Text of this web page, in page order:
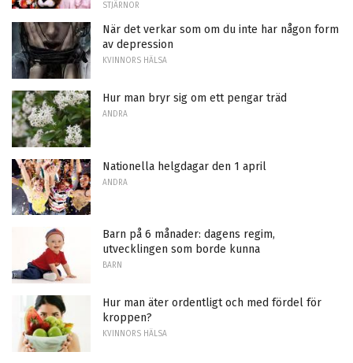
STJÄRNOR
När det verkar som om du inte har någon form
av depression
KVINNORS HÄLSA
Hur man bryr sig om ett pengar träd
ANDRA
Nationella helgdagar den 1 april
ANDRA
Barn på 6 månader: dagens regim,
utvecklingen som borde kunna
BARN
Hur man äter ordentligt och med fördel för
kroppen?
KVINNORS HÄLSA